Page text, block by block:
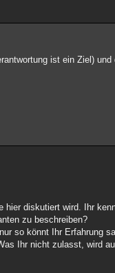
ist ein Ziel)
diskutiert wird. Ihr
zu beschreiben?
so könnt Ihr Erfahrung
Ihr nicht zulasst, wird